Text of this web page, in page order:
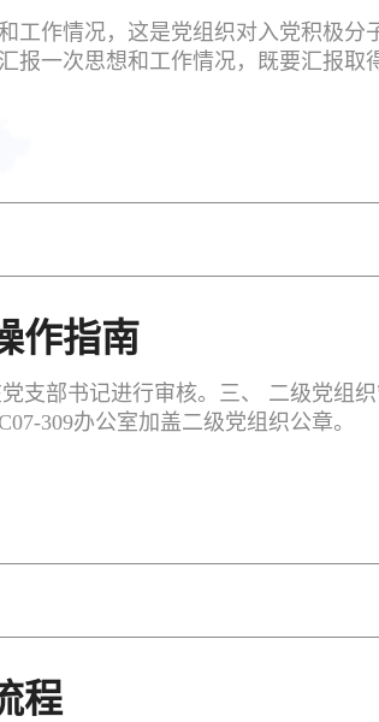
作情况，这是党组织对入党积极
一次思想和工作情况，既要汇报取
作指南
支部书记进行审核。三、 二级党
309办公室加盖二级党组织公章。
程